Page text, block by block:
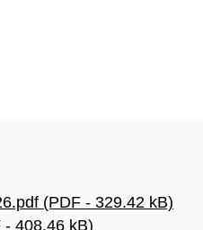
(PDF - 329.42 kB)
- 408.46 kB)